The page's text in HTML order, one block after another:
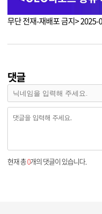
무단 전재-재배포 금지>
댓글
현재 총0개의 댓글이 있습니다.